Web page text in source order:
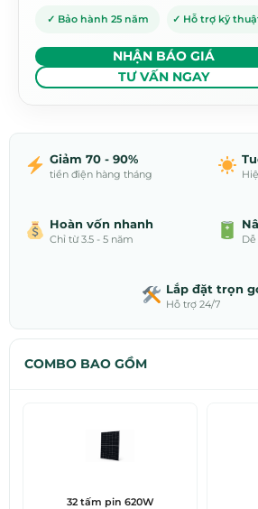
✓ Bảo hành 25 năm ✓ Hỗ trợ kỹ
NHẬN BÁO GIÁ
TƯ VẤN NGAY
Giảm 70 - 90%
tiền điện hàng tháng
Hoàn vốn nhanh
Chỉ từ 3.5 - 5 năm
Lắp đặt trọn
Hỗ trợ 24/7
COMBO BAO GỒM
32 tấm pin 620W